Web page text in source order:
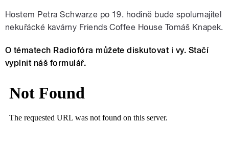
Hostem Petra Schwarze po 19. hodině bude spolumajitel
nekuřácké kavárny Friends Coffee House Tomáš Knapek.
O tématech Radiofóra můžete diskutovat i vy. Stačí
vyplnit náš formulář.